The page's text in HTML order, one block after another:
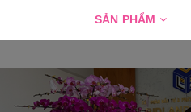
SẢN PHẨM